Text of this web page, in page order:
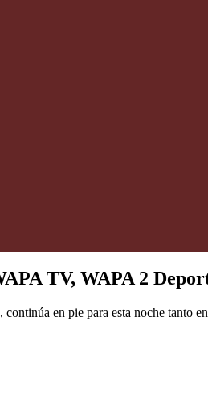
TV, WAPA 2
en pie para esta noche tanto